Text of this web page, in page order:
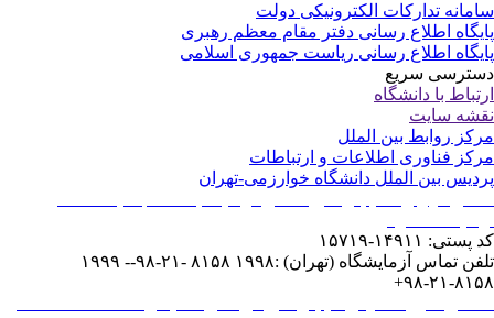
تدارکات الکترونیکی دولت
اطلاع رسانی دفتر مقام معظم رهبری
اطلاع رسانی ریاست جمهوری اسلامی
سریع
با دانشگاه
سایت
روابط بین الملل
فناوری اطلاعات و ارتباطات
بین الملل دانشگاه خوارزمی-تهران
۱۴۹۱۱-۱۵۷۱۹
تلفن تماس آزمایشگاه (تهران) :۱۹۹۸ ۸۱۵۸ -۲۱-۹۸-- ۱۹۹۹
۲۱-۹۸+